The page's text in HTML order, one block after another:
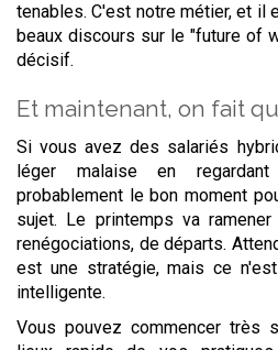
tenables. C'est notre métier, et il
beaux discours sur le "future of
décisif.
Et maintenant, on fait
Si vous avez des salariés
léger malaise en
probablement le bon moment
sujet. Le printemps va
renégociations, de départs.
est une stratégie, mais ce
intelligente.
Vous pouvez commencer très